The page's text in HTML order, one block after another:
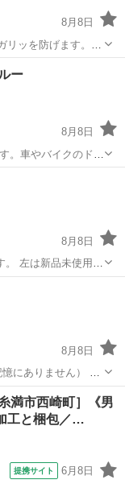
8月8日
ッを防げます。
レた事もありませ
ー
8月8日
。車やバイクのドレ
。※プラワッシャー
ださい。
8月8日
。 左は新品未使用で
で使わなくなりまし
お願い致します。
8月8日
にありません） 未
な方はご遠慮下さ
満市西崎町］《男
工と梱包／…
提携サイト 6月8日